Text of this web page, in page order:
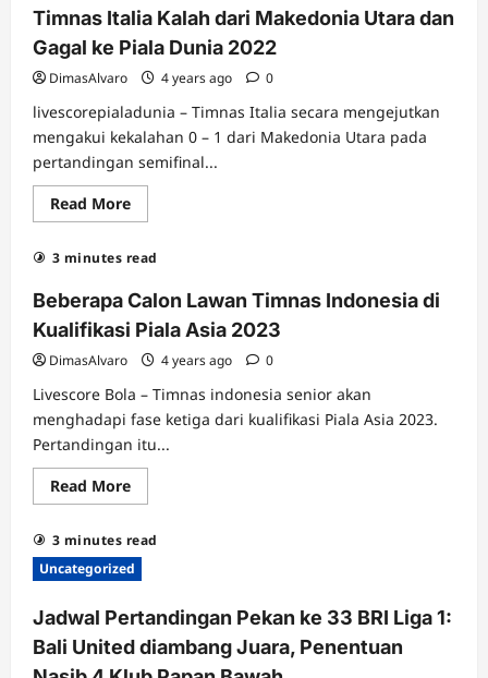
Off
Kualifikasi
Piala
Dunia
2022
Zona
Eropa
Timnas Italia Kalah dari Makedonia Utara dan
Gagal ke Piala Dunia 2022
DimasAlvaro 4 years ago 0
livescorepialadunia – Timnas Italia secara mengejutkan
mengakui kekalahan 0 – 1 dari Makedonia Utara pada
pertandingan semifinal...
Read MoreRead
more
Timnas
Italia
dari
Makedonia
Utara
dan
Gagal
ke
Piala
Dunia
2022
3 minutes read
Beberapa Calon Lawan Timnas Indonesia di
Kualifikasi Piala Asia 2023
DimasAlvaro 4 years ago 0
Livescore Bola – Timnas indonesia senior akan
menghadapi fase ketiga dari kualifikasi Piala Asia 2023.
Pertandingan itu...
Read MoreRead
more
Beberapa
Calon
Lawan
Timnas
di
Kualifikasi
Piala
Asia
2023
3 minutes read
Uncategorized
Jadwal Pertandingan Pekan ke 33 BRI Liga 1:
Bali United diambang Juara, Penentuan